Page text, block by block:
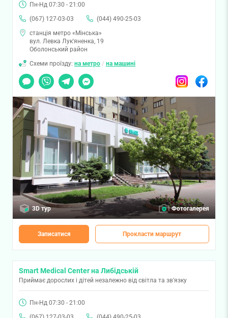
Пн-Нд 07:30 - 21:00
(067) 127-03-03
(044) 490-25-03
станція метро «Мінська»
вул. Левка Лук'яненка, 19
Оболонський район
Схеми проїзду: на метро / на машині
Чат
Viber TelegramMessenger InstagramFacebook
3D тур Фотогалерея
Записатися Прокласти маршрут
Smart Medical Center на Либідській
Приймає дорослих і дітей незалежно від світла та зв'язку
Пн-Нд 07:30 - 21:00